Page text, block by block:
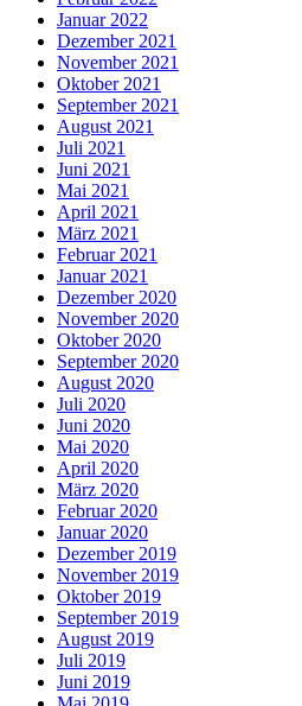
Januar 2022
Dezember 2021
November 2021
Oktober 2021
September 2021
August 2021
Juli 2021
Juni 2021
Mai 2021
April 2021
März 2021
Februar 2021
Januar 2021
Dezember 2020
November 2020
Oktober 2020
September 2020
August 2020
Juli 2020
Juni 2020
Mai 2020
April 2020
März 2020
Februar 2020
Januar 2020
Dezember 2019
November 2019
Oktober 2019
September 2019
August 2019
Juli 2019
Juni 2019